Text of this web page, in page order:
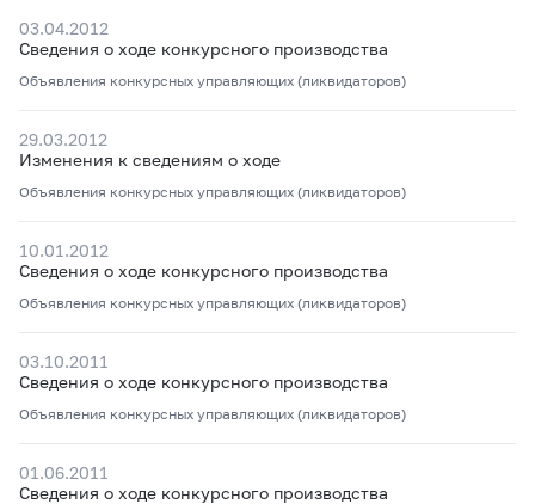
03.04.2012
Сведения о ходе конкурсного производства
Объявления конкурсных управляющих (ликвидаторов)
29.03.2012
Изменения к сведениям о ходе
Объявления конкурсных управляющих (ликвидаторов)
10.01.2012
Сведения о ходе конкурсного производства
Объявления конкурсных управляющих (ликвидаторов)
03.10.2011
Сведения о ходе конкурсного производства
Объявления конкурсных управляющих (ликвидаторов)
01.06.2011
Сведения о ходе конкурсного производства